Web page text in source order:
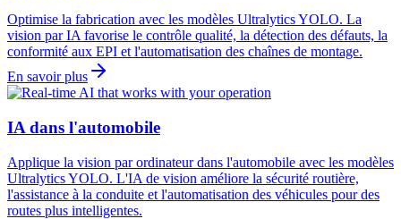
Optimise la fabrication avec les modèles Ultralytics YOLO. La
vision par IA favorise le contrôle qualité, la détection des défauts, la
conformité aux EPI et l'automatisation des chaînes de montage.
En savoir plus
IA dans l'automobile
Applique la vision par ordinateur dans l'automobile avec les modèles
Ultralytics YOLO. L'IA de vision améliore la sécurité routière,
l'assistance à la conduite et l'automatisation des véhicules pour des
routes plus intelligentes.